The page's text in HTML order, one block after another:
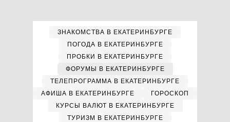
ЗНАКОМСТВА В ЕКАТЕРИНБУРГЕ
ПОГОДА В ЕКАТЕРИНБУРГЕ
ПРОБКИ В ЕКАТЕРИНБУРГЕ
ФОРУМЫ В ЕКАТЕРИНБУРГЕ
ТЕЛЕПРОГРАММА В ЕКАТЕРИНБУРГЕ
АФИША В ЕКАТЕРИНБУРГЕ
ГОРОСКОП
КУРСЫ ВАЛЮТ В ЕКАТЕРИНБУРГЕ
ТУРИЗМ В ЕКАТЕРИНБУРГЕ